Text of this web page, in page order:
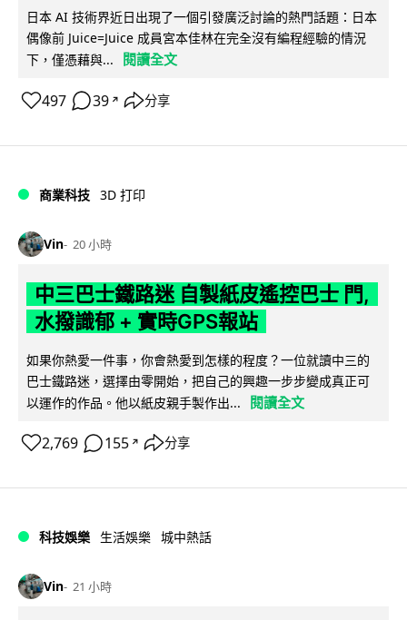
日本 AI 技術界近日出現了一個引發廣泛討論的熱門話題：日本
偶像前 Juice=Juice 成員宮本佳林在完全沒有編程經驗的情況
下，僅憑藉與...
閱讀全文
497 39 ↗ 分享
商業科技 3D 打印
Vin 20 小時
中三巴士鐵路迷 自製紙皮遙控巴士 門,
水撥識郁 + 實時GPS報站
如果你熱愛一件事，你會熱愛到怎樣的程度？一位就讀中三的
巴士鐵路迷，選擇由零開始，把自己的興趣一步步變成真正可
以運作的作品。他以紙皮親手製作出...
閱讀全文
2,769 155 ↗ 分享
科技娛樂 生活娛樂 城中熱話
Vin 21 小時